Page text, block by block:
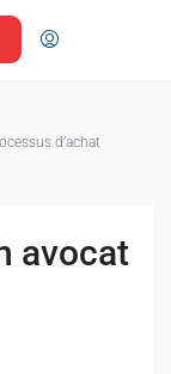
d’achat
avocat